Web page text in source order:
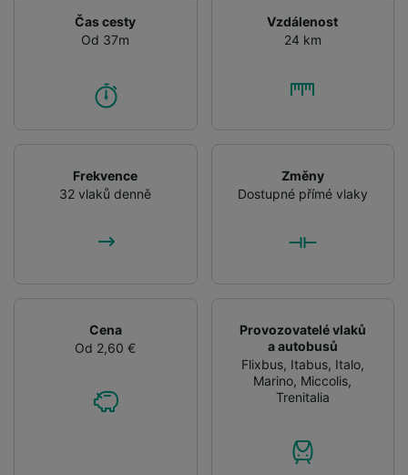
Čas cesty
Od 37m
Vzdálenost
24 km
Frekvence
32 vlaků denně
Změny
Dostupné přímé vlaky
Cena
Od 2,60 €
Provozovatelé vlaků
a autobusů
Flixbus, Itabus, Italo,
Marino, Miccolis,
Trenitalia